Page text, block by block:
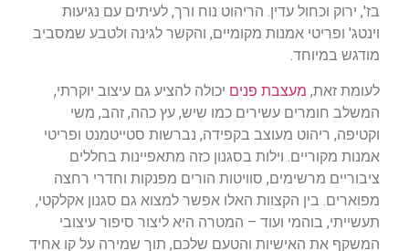
בז', ירוק וכחול עדין. הריהוט נוח ורך, לעיתים עם נגיעות
וינטג' ופריטי אמנות מקומיים, והקשר לגינה ולטבע שמסביב
מודגש במיוחד.
לעומת זאת, מעצבת פנים יכולה להציע גם עיצוב יוקרתי,
המשלב חומרים עשירים כמו שיש, עץ כהה, זהב, משי
וקטיפה, ריהוט מעוצב בקפידה, נברשות סטייטמנט ופריטי
אמנות מקוריים. וילות בסגנון כזה מתאפיינות בחללים
ציבוריים מרשימים, סוויטות הורים מפנקות וחדרי רחצה
מפוארים. בין הקצוות האלו אפשר למצוא גם סגנון אקלקטי,
תעשייתי, בוהמי ועוד – המטרה היא ליצור סיפור עיצובי
המשקף את האישיות והטעם שלכם, תוך שמירה על קו אחיד